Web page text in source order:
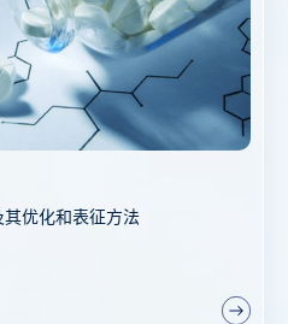
优化和表征方法